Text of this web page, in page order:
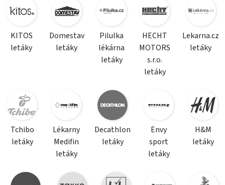
KITOS
letáky
Domestav
letáky
Pilulka
lékárna
letáky
HECHT
MOTORS
s.r.o.
letáky
Lekarna.cz
letáky
Tchibo
letáky
Lékarny
Medifin
letáky
Decathlon
letáky
Envy
sport
letáky
H&M
letáky